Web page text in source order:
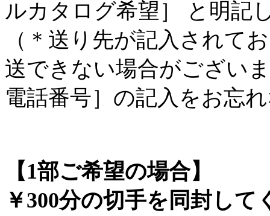
ルカタログ希望］ と明記
（＊送り先が記入されて
送できない場合がござい
電話番号］の記入をお忘
【1部ご希望の場合】
￥300分の切手を同封して